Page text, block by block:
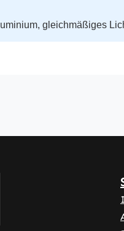
gleichmäßiges